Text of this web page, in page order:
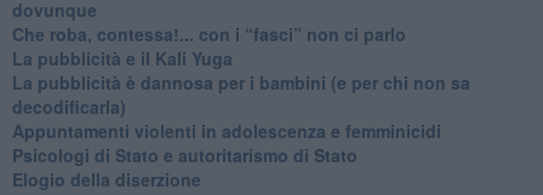
dovunque
​Che roba, contessa!... con i “fasci” non ci parlo
La pubblicità e il Kali Yuga
​La pubblicità è dannosa per i bambini (e per chi non sa
decodificarla)
​Appuntamenti violenti in adolescenza e femminicidi
​Psicologi di Stato e autoritarismo di Stato
Elogio della diserzione